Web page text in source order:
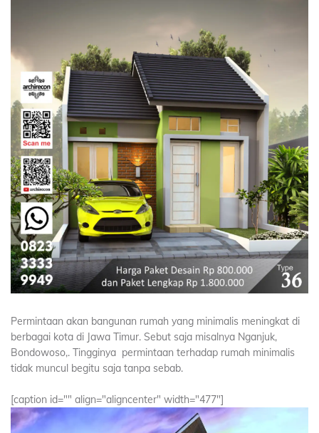
Permintaan akan bangunan rumah yang minimalis meningkat di
berbagai kota di Jawa Timur. Sebut saja misalnya Nganjuk,
Bondowoso,. Tingginya permintaan terhadap rumah minimalis
tidak muncul begitu saja tanpa sebab.
[caption id="" align="aligncenter" width="477"]